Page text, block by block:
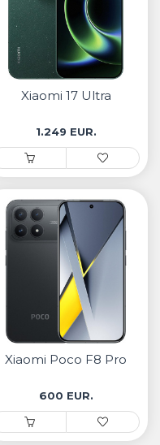
Xiaomi 17 Ultra
1.249 EUR.
Xiaomi Poco F8 Pro
600 EUR.